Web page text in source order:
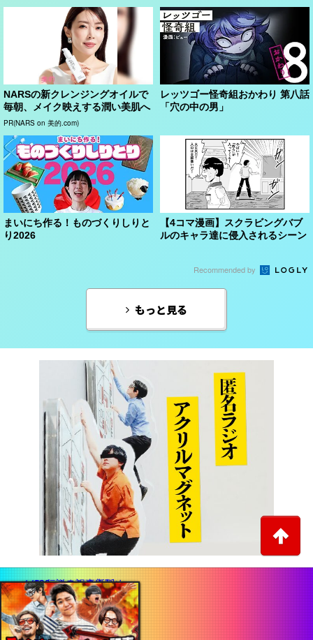
NARSの新クレンジングオイルで
毎朝、メイク映えする潤い美肌へ
PR(NARS on 美的.com)
レッツゴー怪奇組おかわり 第八話
「穴の中の男」
まいにち作る！ものづくりしりと
り2026
【4コマ漫画】スクラビングバブ
ルのキャラ達に侵入されるシーン
Recommended by
もっと見る